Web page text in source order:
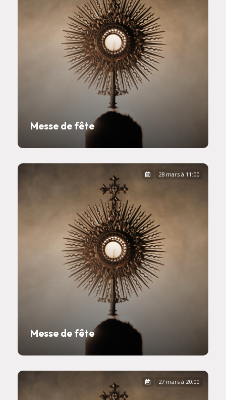
Messe de fête
Messe de fête
28 mars à 11:00
27 mars à 20:00